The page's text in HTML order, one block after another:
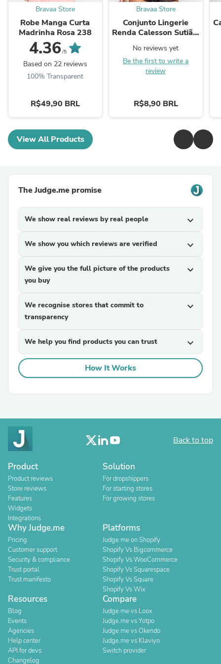
Bravaa Store
Robe Manga Curta
Madrinha Rosa 238
4.36 /5
Based on 22 reviews
100% Transparent
R$49,90 BRL
Bravaa Store
Conjunto Lingerie
Renda Calesson Sutiã e
No reviews yet
Be the first to write a
review
R$8,90 BRL
View All Products
The Judge.me promise
We show real reviews by real people expand_more
We show you which reviews are verified expand_more
We give you the full picture of the products
you buy
expand_more
We recognise stores that commit to
transparency
expand_more
We help you find products you can trust expand_more
How It Works
Back to top
Product
Product reviews
Store reviews
Features
Widgets
Integrations
Solution
For dropshippers
For starting stores
For growing stores
Why Judge.me
Pricing
Customer support
Security & compliance
Trust portal
Trust manifesto
Platforms
Judge.me on Shopify
Shopify Vs Bigcommerce
Shopify Vs WooCommerce
Shopify Vs Squarespace
Shopify Vs Square
Shopify Vs Wix
Resources
Blog
Events
Agencies
Help center
API for devs
Changelog
Compare
Judge.me vs Loox
Judge.me vs Yotpo
Judge.me vs Okendo
Judge.me vs Klaviyo
Switch provider